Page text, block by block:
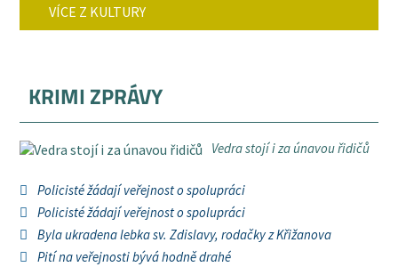
VÍCE Z KULTURY
KRIMI ZPRÁVY
Vedra stojí i za únavou řidičů
Policisté žádají veřejnost o spolupráci
Policisté žádají veřejnost o spolupráci
Byla ukradena lebka sv. Zdislavy, rodačky z Křižanova
Pití na veřejnosti bývá hodně drahé